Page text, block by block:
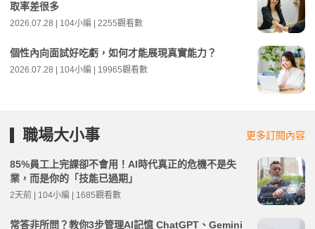
取率差很多
2026.07.28 | 104小編 | 2255觀看數
個性內向面試好吃虧，如何才能展現真實能力？
2026.07.28 | 104小編 | 19965觀看數
職場大小事 更多訂閱內容
85%員工上完課卻不會用！AI時代真正的危機不是失
業，而是你的「技能已過期」
2天前 | 104小編 | 1685觀看數
常答非所問？教你3步管理AI記憶 ChatGPT、Gemini